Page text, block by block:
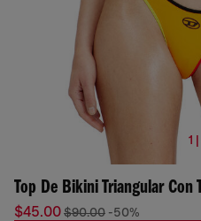
1
Top De Bikini Triangular Con
$45.00$90.00 -50%